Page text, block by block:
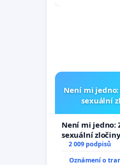
Není mi
sexuální
Není mi jedno:
sexuální
2 009 podpisů
Oznámení o